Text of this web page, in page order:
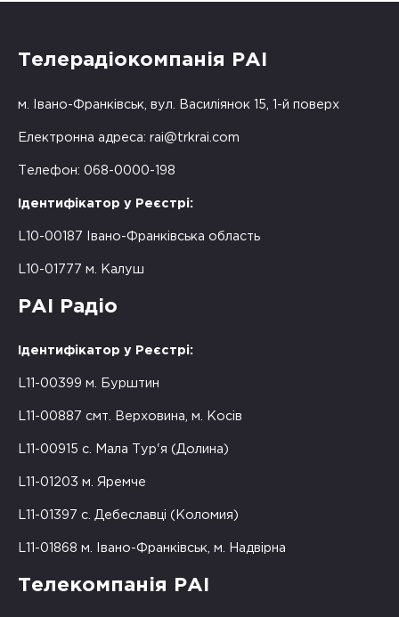
Телерадіокомпанія РАІ
м. Івано-Франківськ, вул. Василіянок 15, 1-й поверх
Електронна адреса: rai@trkrai.com
Телефон: 068-0000-198
Ідентифікатор у Реєстрі:
L10-00187 Івано-Франківська область
L10-01777 м. Калуш
РАІ Радіо
Ідентифікатор у Реєстрі:
L11-00399 м. Бурштин
L11-00887 смт. Верховина, м. Косів
L11-00915 с. Мала Тур'я (Долина)
L11-01203 м. Яремче
L11-01397 с. Дебеславці (Коломия)
L11-01868 м. Івано-Франківськ, м. Надвірна
Телекомпанія РАІ